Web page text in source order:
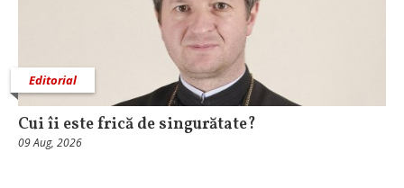
Editorial
Cui îi este frică de singurătate?
09 Aug, 2026